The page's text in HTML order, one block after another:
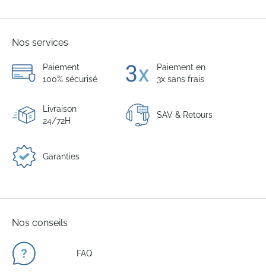
Nos services
Paiement
100% sécurisé
Paiement en
3x sans frais
Livraison
24/72H
SAV & Retours
Garanties
Nos conseils
FAQ